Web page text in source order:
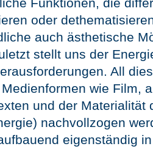
Funktionen, die
oder
auch ästhetische
stellt uns der
All
wie Film,
und der Materialität
nachvollzogen
eigenständig